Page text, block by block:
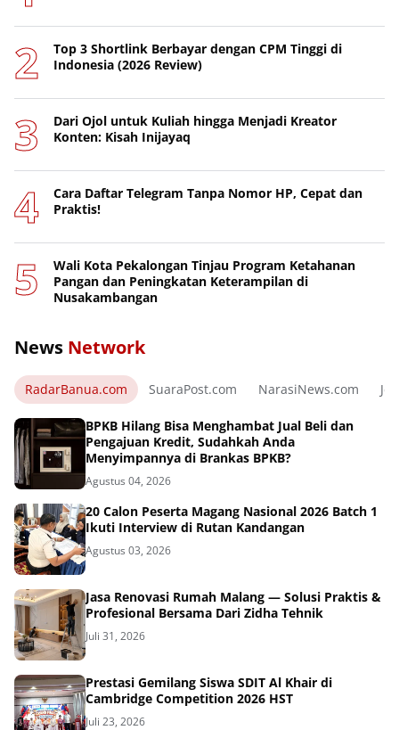
Top 3 Shortlink Berbayar dengan CPM Tinggi di
Indonesia (2026 Review)
Dari Ojol untuk Kuliah hingga Menjadi Kreator
Konten: Kisah Inijayaq
Cara Daftar Telegram Tanpa Nomor HP, Cepat dan
Praktis!
Wali Kota Pekalongan Tinjau Program Ketahanan
Pangan dan Peningkatan Keterampilan di
Nusakambangan
News Network
RadarBanua.com SuaraPost.com NarasiNews.com
BPKB Hilang Bisa Menghambat Jual Beli dan
Pengajuan Kredit, Sudahkah Anda
Menyimpannya di Brankas BPKB?
Agustus 04, 2026
20 Calon Peserta Magang Nasional 2026 Batch 1
Ikuti Interview di Rutan Kandangan
Agustus 03, 2026
Jasa Renovasi Rumah Malang — Solusi Praktis &
Profesional Bersama Dari Zidha Tehnik
Juli 31, 2026
Prestasi Gemilang Siswa SDIT Al Khair di
Cambridge Competition 2026 HST
Juli 23, 2026